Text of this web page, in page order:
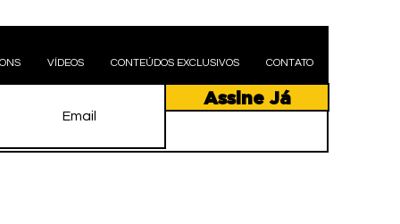
VÍDEOS CONTEÚDOS EXCLUSIVOS CONTATO
Assine Já